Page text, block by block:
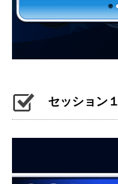
セッション１